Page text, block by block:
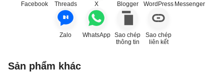
Facebook Threads X Blogger WordPress Messenger
Zalo WhatsApp Sao chép
thông tin
Sao chép
liên kết
Sản phẩm khác